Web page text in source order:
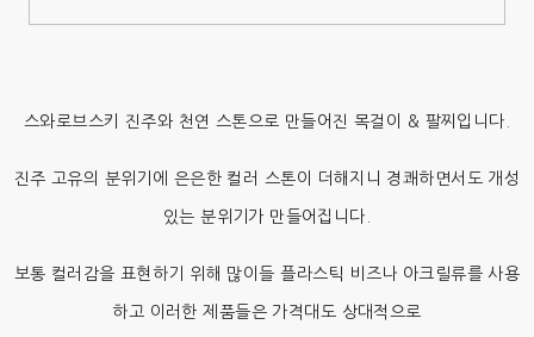
스와로브스키 진주와 천연 스톤으로 만들어진 목걸이 & 팔찌입니다.
진주 고유의 분위기에 은은한 컬러 스톤이 더해지니 경쾌하면서도 개성
있는 분위기가 만들어집니다.
보통 컬러감을 표현하기 위해 많이들 플라스틱 비즈나 아크릴류를 사용
하고 이러한 제품들은 가격대도 상대적으로